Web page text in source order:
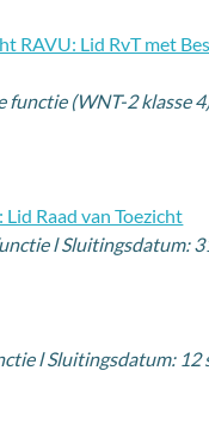
RAVU: Lid RvT met
(WNT-2 klasse
Raad van Toezicht
l Sluitingsdatum:
l Sluitingsdatum: 12